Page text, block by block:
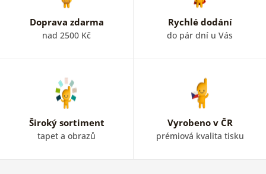
Doprava zdarma
nad 2500 Kč
Rychlé dodání
do pár dní u Vás
Široký sortiment
tapet a obrazů
Vyrobeno v ČR
prémiová kvalita tisku